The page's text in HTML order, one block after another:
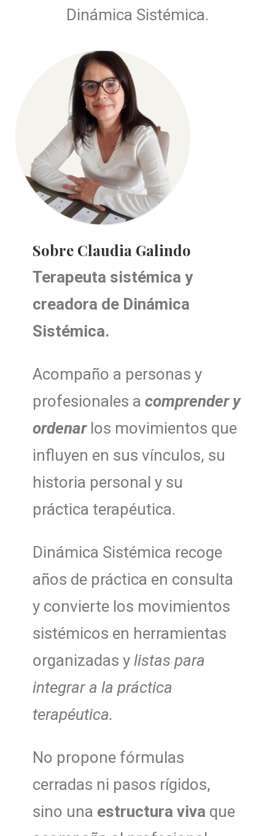
Dinámica Sistémica.
Sobre Claudia Galindo
Terapeuta sistémica y
creadora de Dinámica
Sistémica.
Acompaño a personas y
profesionales a comprender y
ordenarlos movimientos que
influyen en sus vínculos, su
historia personal y su
práctica terapéutica.
Dinámica Sistémica recoge
años de práctica en consulta
y convierte los movimientos
sistémicos en herramientas
organizadas y listas para
integrar a la práctica
terapéutica.
No propone fórmulas
cerradas ni pasos rígidos,
sino una estructura viva que